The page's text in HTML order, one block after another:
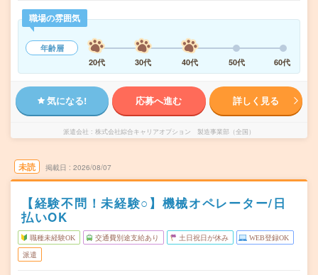
職場の雰囲気
年齢層
20代
30代 40代 50代 60代
気になる! 応募へ進む 詳しく見る
派遣会社 株式会社綜合キャリアオプション 製造事業部（全国）
未読 掲載日 2026/08/07
【経験不問！未経験○】機械オペレーター/日
払いOK
職種未経験OK 交通費別途支給あり 土日祝日が休み WEB登録OK
派遣